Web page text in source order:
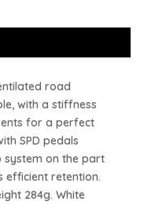
road
with a stiffness
for a perfect
SPD pedals
system on the part
efficient retention.
284g. White